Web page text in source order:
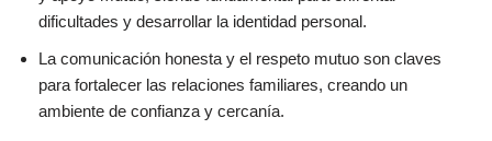
dificultades y desarrollar la identidad personal.
La comunicación honesta y el respeto mutuo son claves
para fortalecer las relaciones familiares, creando un
ambiente de confianza y cercanía.